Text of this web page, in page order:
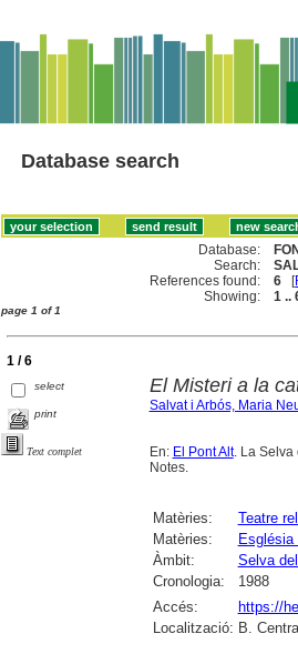
Database search
Database:
Search:
References found:
6 [
Showing:
1 ..
page 1 of 1
1 / 6
select
print
Text complet
El Misteri a la
Salvat i Arbós, Maria
En: El Pont Alt. La Selva
Notes.
Matèries: Teatre
Matèries:
Àmbit:
Selva
Cronologia:
1988
Accés:
https://
Localització: B.